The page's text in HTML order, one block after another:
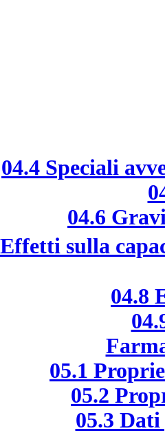
04.4 Speciali
04.6
sulla
04.8
05.1
05.2
05.3